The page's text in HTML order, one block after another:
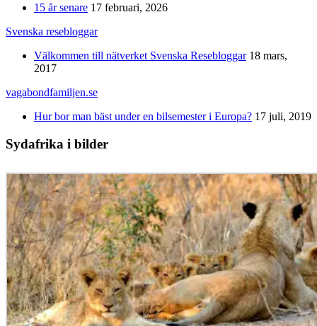
15 år senare 17 februari, 2026
Svenska resebloggar
Välkommen till nätverket Svenska Resebloggar 18 mars,
2017
vagabondfamiljen.se
Hur bor man bäst under en bilsemester i Europa? 17 juli, 2019
Sydafrika i bilder